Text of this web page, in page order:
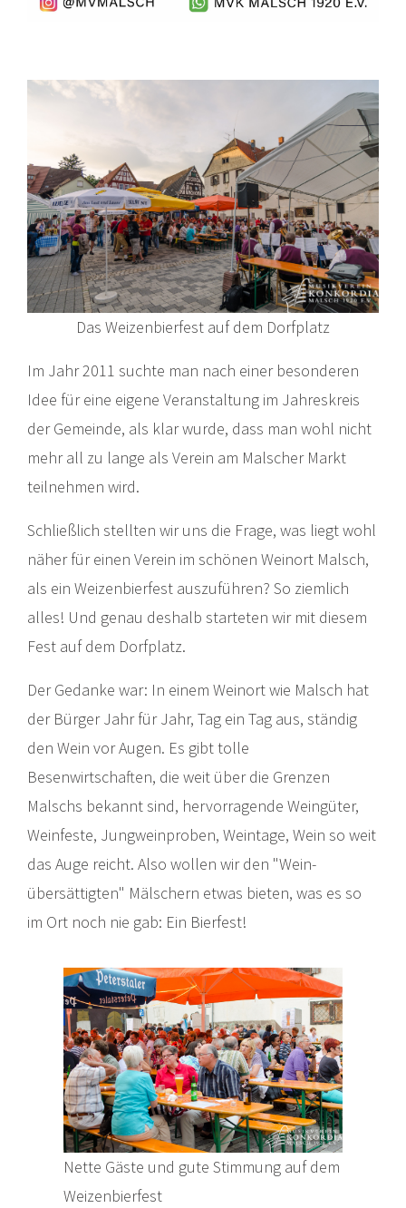
Das Weizenbierfest auf dem Dorfplatz
Im Jahr 2011 suchte man nach einer besonderen
Idee für eine eigene Veranstaltung im Jahreskreis
der Gemeinde, als klar wurde, dass man wohl nicht
mehr all zu lange als Verein am Malscher Markt
teilnehmen wird.
Schließlich stellten wir uns die Frage, was liegt wohl
näher für einen Verein im schönen Weinort Malsch,
als ein Weizenbierfest auszuführen? So ziemlich
alles! Und genau deshalb starteten wir mit diesem
Fest auf dem Dorfplatz.
Der Gedanke war: In einem Weinort wie Malsch hat
der Bürger Jahr für Jahr, Tag ein Tag aus, ständig
den Wein vor Augen. Es gibt tolle
Besenwirtschaften, die weit über die Grenzen
Malschs bekannt sind, hervorragende Weingüter,
Weinfeste, Jungweinproben, Weintage, Wein so weit
das Auge reicht. Also wollen wir den "Wein-
übersättigten" Mälschern etwas bieten, was es so
im Ort noch nie gab: Ein Bierfest!
Nette Gäste und gute Stimmung auf dem
Weizenbierfest